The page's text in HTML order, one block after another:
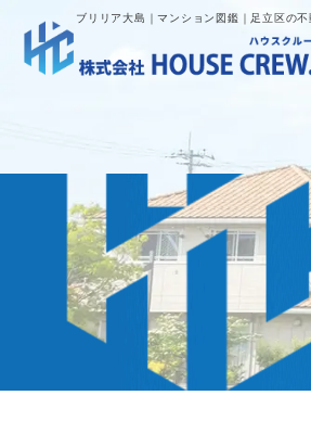
ブリリア大島｜マンション図鑑｜足立区の